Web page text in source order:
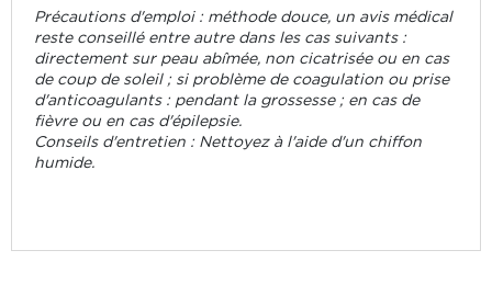
Précautions d'emploi : méthode douce, un avis médical
reste conseillé entre autre dans les cas suivants :
directement sur peau abîmée, non cicatrisée ou en cas
de coup de soleil ; si problème de coagulation ou prise
d'anticoagulants : pendant la grossesse ; en cas de
fièvre ou en cas d'épilepsie.
Conseils d'entretien : Nettoyez à l'aide d'un chiffon
humide.